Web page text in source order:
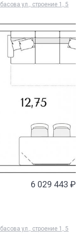
ул., строение 1, 5
6 029 443 ₽
ул., строение 1, 5